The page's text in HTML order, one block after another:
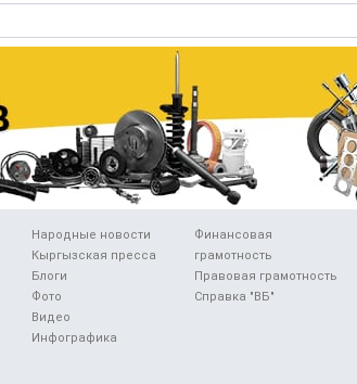
Народные новости
Кыргызская пресса
Блоги
Фото
Видео
Инфографика
Финансовая
грамотность
Правовая грамотность
Справка "ВБ"